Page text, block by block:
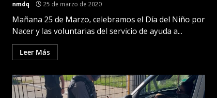
nmdq 25 de marzo de 2020
Mañana 25 de Marzo, celebramos el Día del Niño por
Nacer y las voluntarias del servicio de ayuda a...
Leer Más